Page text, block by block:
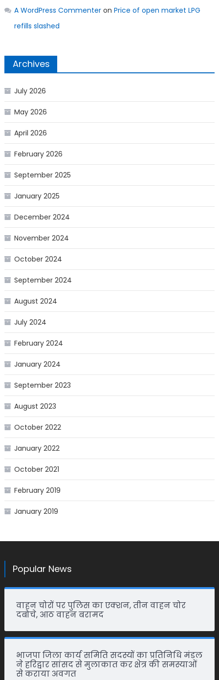
A WordPress Commenteron Price of open market LPG
refills slashed
Archives
July 2026
May 2026
April 2026
February 2026
September 2025
January 2025
December 2024
November 2024
October 2024
September 2024
August 2024
July 2024
February 2024
January 2024
September 2023
August 2023
October 2022
January 2022
October 2021
February 2019
January 2019
Popular News
वाहन चोरों पर पुलिस का एक्शन, तीन वाहन चोर
दबोचे, आठ वाहन बरामद
भाजपा जिला कार्य समिति सदस्यों का प्रतिनिधि मंडल
ने हरिद्वार सांसद से मुलाकात कर क्षेत्र की समस्याओं
से कराया अवगत